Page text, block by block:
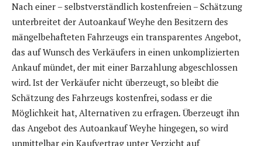
Nach einer – selbstverständlich kostenfreien – Schätzung
unterbreitet der Autoankauf Weyhe den Besitzern des
mängelbehafteten Fahrzeugs ein transparentes Angebot,
das auf Wunsch des Verkäufers in einen unkomplizierten
Ankauf mündet, der mit einer Barzahlung abgeschlossen
wird. Ist der Verkäufer nicht überzeugt, so bleibt die
Schätzung des Fahrzeugs kostenfrei, sodass er die
Möglichkeit hat, Alternativen zu erfragen. Überzeugt ihn
das Angebot des Autoankauf Weyhe hingegen, so wird
unmittelbar ein Kaufvertrag unter Verzicht auf